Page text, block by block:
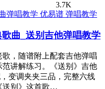
3.7K
弹唱教学
曲_送别吉他弹唱教学
，随谱附上配套吉他弹唱
讲解练习。《送别》吉他
变调夹夹三品，完整六线
送别》这首歌…